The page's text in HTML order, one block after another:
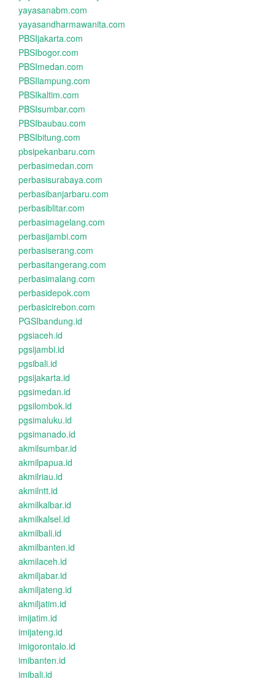
yayasanabm.com
yayasandharmawanita.com
PBSIjakarta.com
PBSIbogor.com
PBSImedan.com
PBSIlampung.com
PBSIkaltim.com
PBSIsumbar.com
PBSIbaubau.com
PBSIbitung.com
pbsipekanbaru.com
perbasimedan.com
perbasisurabaya.com
perbasibanjarbaru.com
perbasiblitar.com
perbasimagelang.com
perbasijambi.com
perbasiserang.com
perbasitangerang.com
perbasimalang.com
perbasidepok.com
perbasicirebon.com
PGSIbandung.id
pgsiaceh.id
pgsijambi.id
pgsibali.id
pgsijakarta.id
pgsimedan.id
pgsilombok.id
pgsimaluku.id
pgsimanado.id
akmilsumbar.id
akmilpapua.id
akmilriau.id
akmilntt.id
akmilkalbar.id
akmilkalsel.id
akmilbali.id
akmilbanten.id
akmilaceh.id
akmiljabar.id
akmiljateng.id
akmiljatim.id
imijatim.id
imijateng.id
imigorontalo.id
imibanten.id
imibali.id